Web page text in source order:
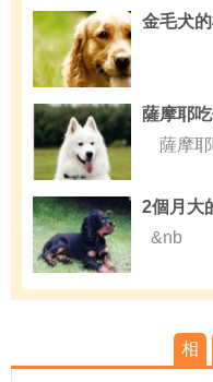
金毛犬
薩摩耶
薩摩耶
2個月大
&nb
相